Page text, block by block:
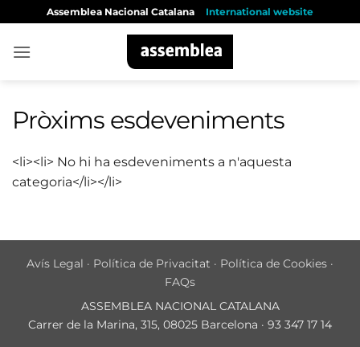
content
Assemblea Nacional Catalana International website
Pròxims esdeveniments
<li><li> No hi ha esdeveniments a n'aquesta
categoria</li></li>
Avís Legal · Política de Privacitat · Política de Cookies ·
FAQs
ASSEMBLEA NACIONAL CATALANA
Carrer de la Marina, 315, 08025 Barcelona · 93 347 17 14